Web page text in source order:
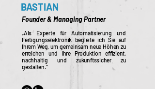
BASTIAN
Founder & Managing Partner
„Als Experte für Automatisierung und
Fertigungselektronik begleite ich Sie auf
Ihrem Weg, um gemeinsam neue Höhen zu
erreichen und Ihre Produktion effizient,
nachhaltig und zukunftssicher zu
gestalten.“